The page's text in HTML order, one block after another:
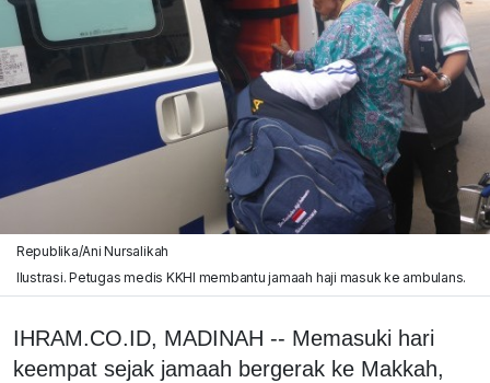
Republika/Ani Nursalikah
Ilustrasi. Petugas medis KKHI membantu jamaah haji masuk ke ambulans.
IHRAM.CO.ID, MADINAH -- Memasuki hari
keempat sejak jamaah bergerak ke Makkah,